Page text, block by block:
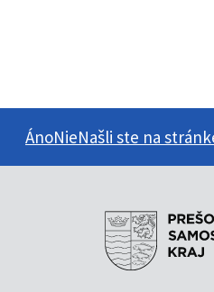
ÁnoNieNašli ste na